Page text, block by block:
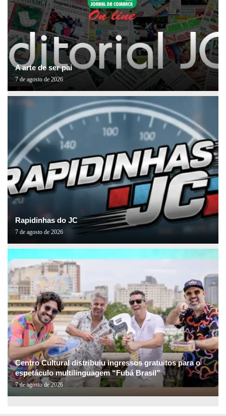
A arte de ser pai
7 de agosto de 2026
Rapidinhas do JC
7 de agosto de 2026
Centro Cultural distribuiu ingressos gratuitos para o
espetáculo multilinguagem “Fubá Brasil”
7 de agosto de 2026